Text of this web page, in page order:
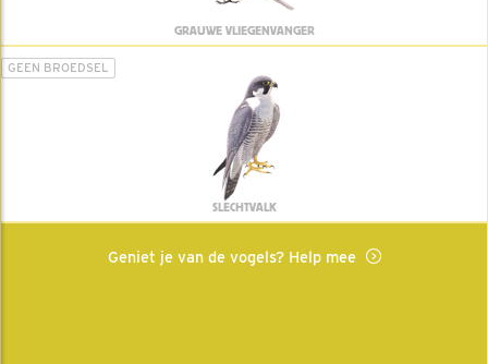
GRAUWE VLIEGENVANGER
GEEN BROEDSEL
SLECHTVALK
Geniet je van de vogels? Help mee